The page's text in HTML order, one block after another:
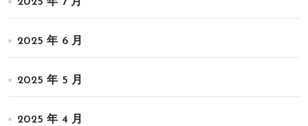
2025 年 6 月
2025 年 5 月
2025 年 4 月